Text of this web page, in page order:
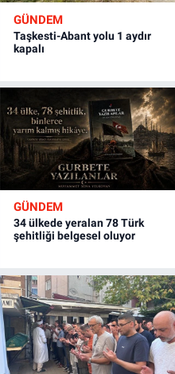
GÜNDEM
Taşkesti-Abant yolu 1 aydır
kapalı
GÜNDEM
34 ülkede yeralan 78 Türk
şehitliği belgesel oluyor